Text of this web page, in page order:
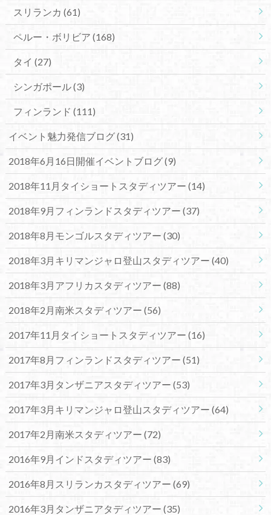
スリランカ (61)
ペルー・ボリビア (168)
タイ (27)
シンガポール(3)
フィンランド (111)
イベント魅力発信ブログ(31)
2018年6月16日開催イベントブログ(9)
2018年11月タイショートスタディツアー (14)
2018年9月フィンランドスタディツアー (37)
2018年8月モンゴルスタディツアー (30)
2018年3月キリマンジャロ登山スタディツアー (40)
2018年3月アフリカスタディツアー (88)
2018年2月南米スタディツアー (56)
2017年11月タイショートスタディツアー (16)
2017年8月フィンランドスタディツアー (51)
2017年3月タンザニアスタディツアー (53)
2017年3月キリマンジャロ登山スタディツアー (64)
2017年2月南米スタディツアー (72)
2016年9月インドスタディツアー (83)
2016年8月スリランカスタディツアー (69)
2016年3月タンザニアタディツアー (35)